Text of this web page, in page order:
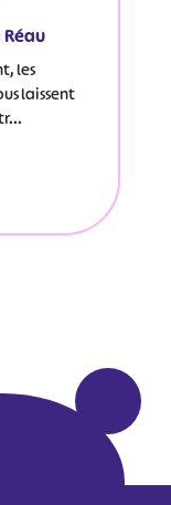
les
laissent